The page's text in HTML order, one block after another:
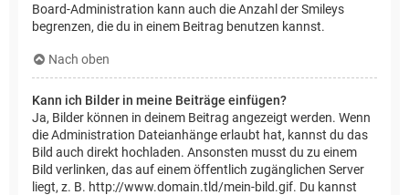
Board-Administration kann auch die Anzahl der Smileys
begrenzen, die du in einem Beitrag benutzen kannst.
Nach oben
Kann ich Bilder in meine Beiträge einfügen?
Ja, Bilder können in deinem Beitrag angezeigt werden. Wenn
die Administration Dateianhänge erlaubt hat, kannst du das
Bild auch direkt hochladen. Ansonsten musst du zu einem
Bild verlinken, das auf einem öffentlich zugänglichen Server
liegt, z. B. http://www.domain.tld/mein-bild.gif. Du kannst